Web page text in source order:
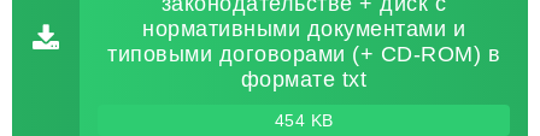
нормативными документами и
типовыми договорами (+ CD-ROM) в
формате txt
454 KB